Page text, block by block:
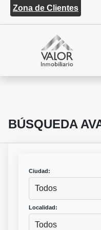
Zona de Clientes
BÚSQUEDA
Ciudad:
Todos
Localidad:
Todos